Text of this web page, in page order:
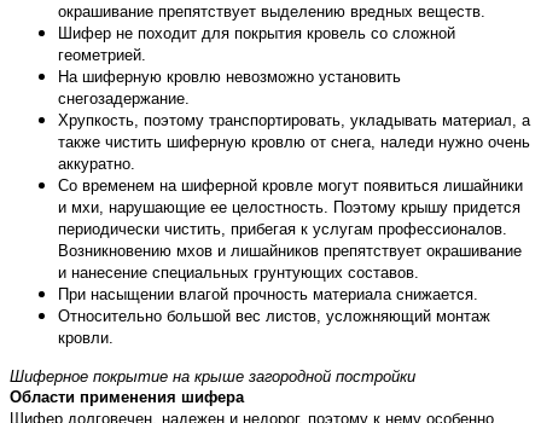
окрашивание препятствует выделению вредных веществ.
Шифер не походит для покрытия кровель со сложной
геометрией.
На шиферную кровлю невозможно установить
снегозадержание.
Хрупкость, поэтому транспортировать, укладывать материал, а
также чистить шиферную кровлю от снега, наледи нужно очень
аккуратно.
Со временем на шиферной кровле могут появиться лишайники
и мхи, нарушающие ее целостность. Поэтому крышу придется
периодически чистить, прибегая к услугам профессионалов.
Возникновению мхов и лишайников препятствует окрашивание
и нанесение специальных грунтующих составов.
При насыщении влагой прочность материала снижается.
Относительно большой вес листов, усложняющий монтаж
кровли.
Шиферное покрытие на крыше загородной постройки
Области применения шифера
Шифер долговечен, надежен и недорог, поэтому к нему особенно